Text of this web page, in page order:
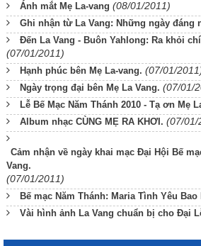
Ánh mắt Mẹ La-vang (08/01/2011)
Ghi nhận từ La Vang: Những ngày đáng
Đến La Vang - Buôn Yahlong: Ra khỏi
(07/01/2011)
Hạnh phúc bên Mẹ La-vang. (07/01/
Ngày trọng đại bên Mẹ La Vang. (07/01/
Lễ Bế Mạc Năm Thánh 2010 - Tạ ơn Mẹ
Album nhạc CÙNG MẸ RA KHƠI. (07/01/
Cảm nhận về ngày khai mạc Đại Hội Bế
Vang.
(07/01/2011)
Bế mạc Năm Thánh: Maria Tình Yêu Bao
Vài hình ảnh La Vang chuẩn bị cho Đại